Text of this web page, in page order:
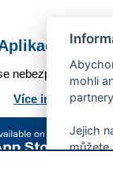
nebezpečí,
Více informací o
mohli
Jejich
můžete